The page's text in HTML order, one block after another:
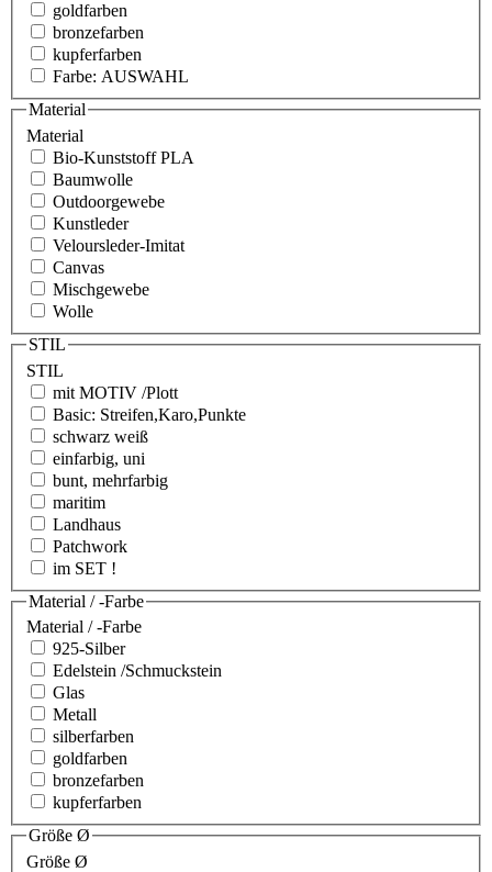
goldfarben
bronzefarben
kupferfarben
Farbe: AUSWAHL
Material
Material
Bio-Kunststoff PLA
Baumwolle
Outdoorgewebe
Kunstleder
Veloursleder-Imitat
Canvas
Mischgewebe
Wolle
STIL
STIL
mit MOTIV /Plott
Basic: Streifen,Karo,Punkte
schwarz weiß
einfarbig, uni
bunt, mehrfarbig
maritim
Landhaus
Patchwork
im SET !
Material / -Farbe
Material / -Farbe
925-Silber
Edelstein /Schmuckstein
Glas
Metall
silberfarben
goldfarben
bronzefarben
kupferfarben
Größe Ø
Größe Ø